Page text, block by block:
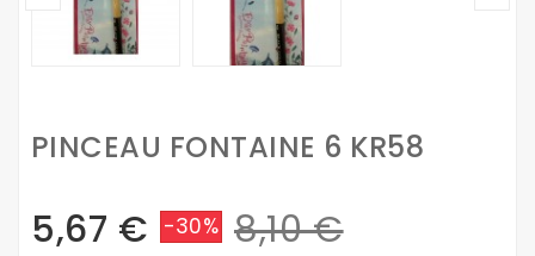
PINCEAU FONTAINE 6 KR58
5,67 € -30% 8,10 €